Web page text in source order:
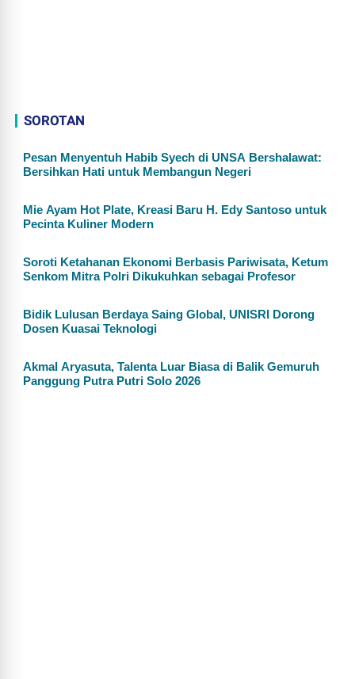
SOROTAN
Pesan Menyentuh Habib Syech di UNSA Bershalawat:
Bersihkan Hati untuk Membangun Negeri
Mie Ayam Hot Plate, Kreasi Baru H. Edy Santoso untuk
Pecinta Kuliner Modern
Soroti Ketahanan Ekonomi Berbasis Pariwisata, Ketum
Senkom Mitra Polri Dikukuhkan sebagai Profesor
Bidik Lulusan Berdaya Saing Global, UNISRI Dorong
Dosen Kuasai Teknologi
Akmal Aryasuta, Talenta Luar Biasa di Balik Gemuruh
Panggung Putra Putri Solo 2026